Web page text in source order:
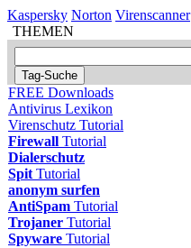
Kaspersky Norton Virenscanner
THEMEN
FREE Downloads
Antivirus Lexikon
Virenschutz Tutorial
Firewall Tutorial
Dialerschutz
Spit Tutorial
anonym surfen
AntiSpam Tutorial
Trojaner Tutorial
Spyware Tutorial